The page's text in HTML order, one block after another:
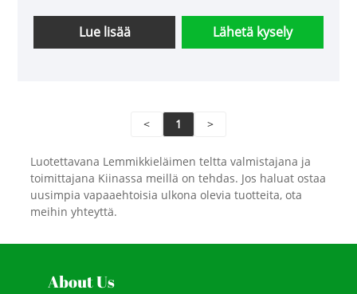
lemmikkiteltta sopii paremmin
matkustamiseen, jolloin lemmikkisi voi nauttia
● Pakkaus: Puinen laatikko
● Toimituskyky: 100 %
Lue lisää Lähetä kysely
< 1 >
Luotettavana Lemmikkieläimen teltta valmistajana ja
toimittajana Kiinassa meillä on tehdas. Jos haluat ostaa
uusimpia vapaaehtoisia ulkona olevia tuotteita, ota
meihin yhteyttä.
About Us